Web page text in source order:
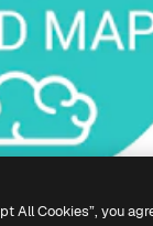
All Cookies”, you